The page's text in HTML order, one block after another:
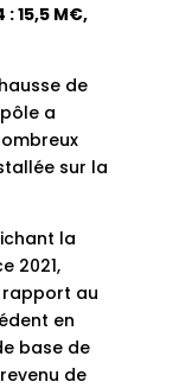
: 15,5 M€,
de
a
sur la
la
2021,
rapport au
en
base de
de